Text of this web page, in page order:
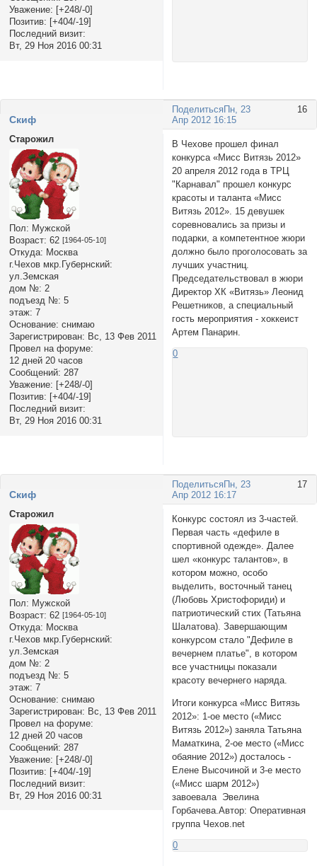
Уважение: [+248/-0]
Позитив: [+404/-19]
Последний визит:
Вт, 29 Ноя 2016 00:31
Поделиться 16
Пн, 23
Апр 2012 16:15
Cкиф
Старожил
Пол: Мужской
Возраст: 62 [1964-05-10]
Откуда: Москва
г.Чехов мкр.Губернский:
ул.Земская
дом №: 2
подъезд №: 5
этаж: 7
Основание: снимаю
Зарегистрирован: Вс, 13 Фев 2011
Провел на форуме:
12 дней 20 часов
Сообщений: 287
Уважение: [+248/-0]
Позитив: [+404/-19]
Последний визит:
Вт, 29 Ноя 2016 00:31
В Чехове прошел финал
конкурса «Мисс Витязь 2012»
20 апреля 2012 года в ТРЦ
"Карнавал" прошел конкурс
красоты и таланта «Мисс
Витязь 2012». 15 девушек
соревновались за призы и
подарки, а компетентное жюри
должно было проголосовать за
лучших участниц.
Председательствовал в жюри
Директор ХК «Витязь» Леонид
Решетников, а специальный
гость мероприятия - хоккеист
Артем Панарин.
0
Поделиться 17
Пн, 23
Апр 2012 16:17
Cкиф
Старожил
Пол: Мужской
Возраст: 62 [1964-05-10]
Откуда: Москва
г.Чехов мкр.Губернский:
ул.Земская
дом №: 2
подъезд №: 5
этаж: 7
Основание: снимаю
Зарегистрирован: Вс, 13 Фев 2011
Провел на форуме:
12 дней 20 часов
Сообщений: 287
Уважение: [+248/-0]
Позитив: [+404/-19]
Последний визит:
Вт, 29 Ноя 2016 00:31
Конкурс состоял из 3-частей.
Первая часть «дефиле в
спортивной одежде». Далее
шел «конкурс талантов», в
котором можно, особо
выделить, восточный танец
(Любовь Христофориди) и
патриотический стих (Татьяна
Шалатова). Завершающим
конкурсом стало "Дефиле в
вечернем платье", в котором
все участницы показали
красоту вечернего наряда.
Итоги конкурса «Мисс Витязь
2012»: 1-ое место («Мисс
Витязь 2012») заняла Татьяна
Маматкина, 2-ое место («Мисс
обаяние 2012») досталось -
Елене Высочиной и 3-е место
(«Мисс шарм 2012»)
завоевала Эвелина
Горбачева.Автор: Оперативная
группа Чехов.net
0